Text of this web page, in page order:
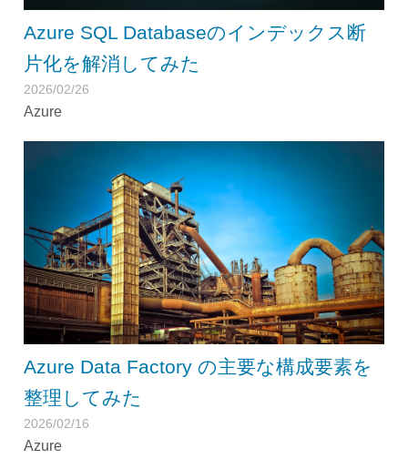
Azure SQL Databaseのインデックス断
片化を解消してみた
2026/02/26
Azure
Azure Data Factory の主要な構成要素を
整理してみた
2026/02/16
Azure